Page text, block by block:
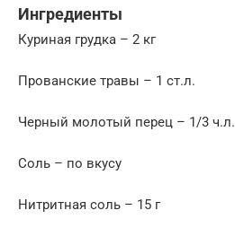
Ингредиенты
Куриная грудка – 2 кг
Прованские травы – 1 ст.л.
Черный молотый перец – 1/3 ч.л.
Соль – по вкусу
Нитритная соль – 15 г